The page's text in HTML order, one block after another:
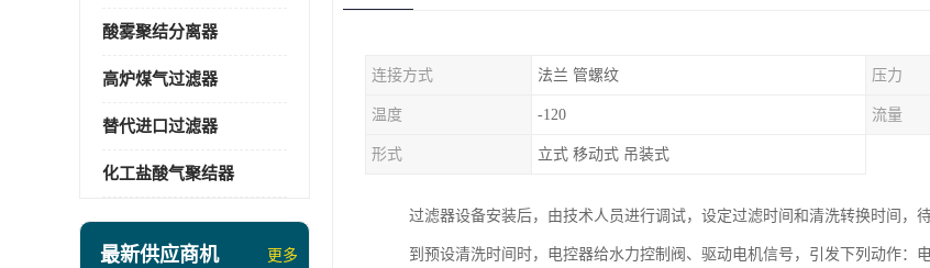
酸雾聚结分离器
高炉煤气过滤器
替代进口过滤器
化工盐酸气聚结器
最新供应商机 更多
连接方式 法兰 管螺纹 压力
温度 -120 流量
形式 立式 移动式 吊装式
过滤器设备安装后，由技术人员进行调试，设定过滤时间和清洗转换时间，
到预设清洗时间时，电控器给水力控制阀、驱动电机信号，引发下列动作：